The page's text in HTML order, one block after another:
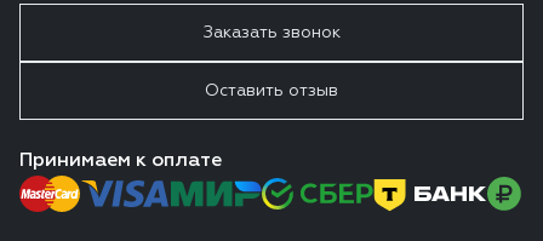
Заказать звонок
Оставить отзыв
Принимаем к оплате